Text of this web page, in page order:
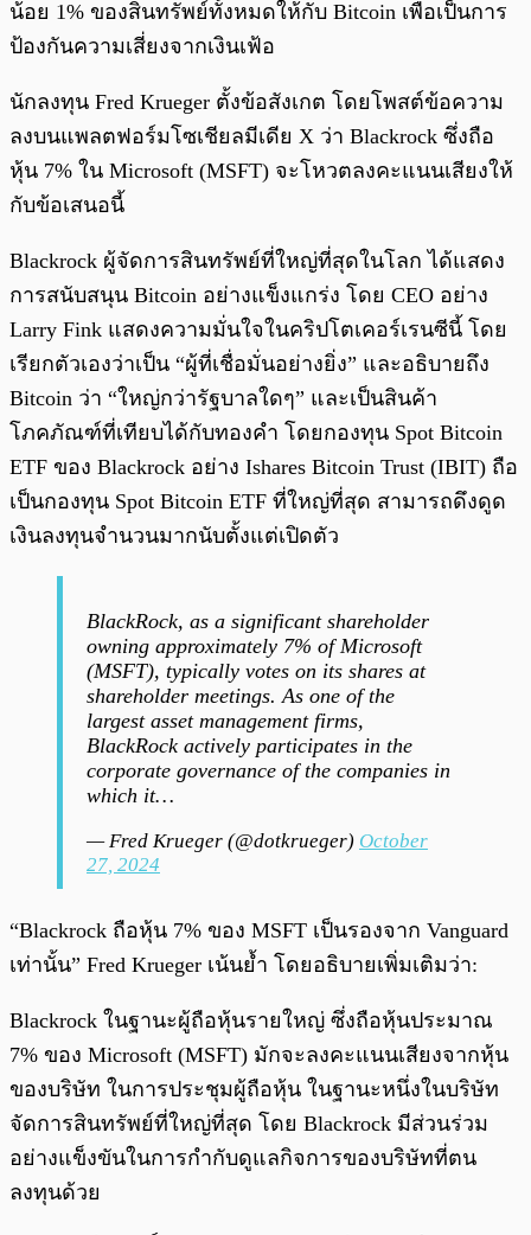
น้อย 1% ของสินทรัพย์ทั้งหมดให้กับ Bitcoin เพื่อเป็นการ
ป้องกันความเสี่ยงจากเงินเฟ้อ
นักลงทุน Fred Krueger ตั้งข้อสังเกต โดยโพสต์ข้อความ
ลงบนแพลตฟอร์มโซเชียลมีเดีย X ว่า Blackrock ซึ่งถือ
หุ้น 7% ใน Microsoft (MSFT) จะโหวตลงคะแนนเสียงให้
กับข้อเสนอนี้
Blackrock ผู้จัดการสินทรัพย์ที่ใหญ่ที่สุดในโลก ได้แสดง
การสนับสนุน Bitcoin อย่างแข็งแกร่ง โดย CEO อย่าง
Larry Fink แสดงความมั่นใจในคริปโตเคอร์เรนซีนี้ โดย
เรียกตัวเองว่าเป็น “ผู้ที่เชื่อมั่นอย่างยิ่ง” และอธิบายถึง
Bitcoin ว่า “ใหญ่กว่ารัฐบาลใดๆ” และเป็นสินค้า
โภคภัณฑ์ที่เทียบได้กับทองคำ โดยกองทุน Spot Bitcoin
ETF ของ Blackrock อย่าง Ishares Bitcoin Trust (IBIT) ถือ
เป็นกองทุน Spot Bitcoin ETF ที่ใหญ่ที่สุด สามารถดึงดูด
เงินลงทุนจำนวนมากนับตั้งแต่เปิดตัว
BlackRock, as a significant shareholder
owning approximately 7% of Microsoft
(MSFT), typically votes on its shares at
shareholder meetings. As one of the
largest asset management firms,
BlackRock actively participates in the
corporate governance of the companies in
which it…
— Fred Krueger (@dotkrueger) October
27, 2024
“Blackrock ถือหุ้น 7% ของ MSFT เป็นรองจาก Vanguard
เท่านั้น” Fred Krueger เน้นย้ำ โดยอธิบายเพิ่มเติมว่า:
Blackrock ในฐานะผู้ถือหุ้นรายใหญ่ ซึ่งถือหุ้นประมาณ
7% ของ Microsoft (MSFT) มักจะลงคะแนนเสียงจากหุ้น
ของบริษัท ในการประชุมผู้ถือหุ้น ในฐานะหนึ่งในบริษัท
จัดการสินทรัพย์ที่ใหญ่ที่สุด โดย Blackrock มีส่วนร่วม
อย่างแข็งขันในการกำกับดูแลกิจการของบริษัทที่ตน
ลงทุนด้วย